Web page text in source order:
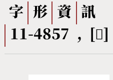
筆順序查詢
CNS查詢
字形下載
熱門查詢統計
字 形 資
訊
11-4857 ,